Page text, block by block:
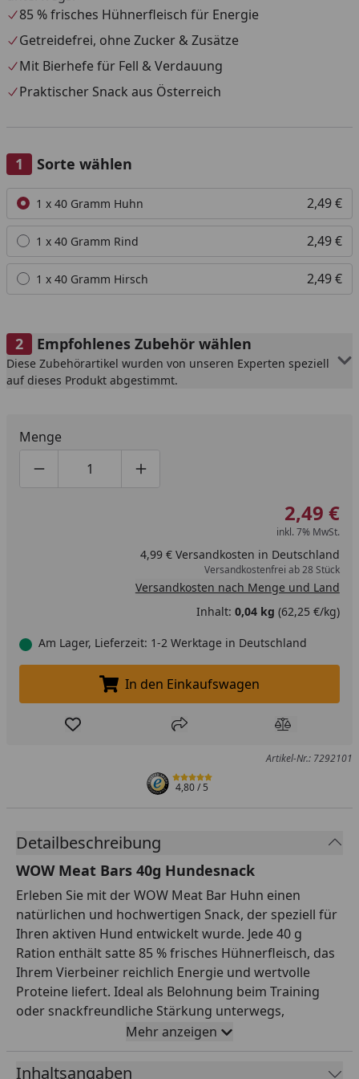
85 % frisches Hühnerfleisch für Energie
Getreidefrei, ohne Zucker & Zusätze
Mit Bierhefe für Fell & Verdauung
Praktischer Snack aus Österreich
Sorte wählen
Alle anzeigen (3)
1 x 40 Gramm Huhn 2,49 €
1 x 40 Gramm Rind 2,49 €
1 x 40 Gramm Hirsch 2,49 €
Empfohlenes Zubehör wählen
Diese Zubehörartikel wurden von unseren Experten speziell
auf dieses Produkt abgestimmt.
Menge
Produktmenge um eins verringern
Produktmenge manuell eingeben
Produktmenge um eins erhöhen
2,49 €
inkl. 7% MwSt.
4,99 € Versandkosten in Deutschland
Versandkostenfrei ab 28 Stück
Versandkosten nach Menge und Land
Inhalt: 0,04 kg (62,25 €/kg)
Am Lager, Lieferzeit: 1-2 Werktage in Deutschland
In den Einkaufswagen legen
In den Einkaufswagen
Produkt zur Wunschliste hinzufügen
Teilen Produkt
Artikel-Nr.: 7292101
4,80/ 5
Detailbeschreibung
WOW Meat Bars 40g Hundesnack
Erleben Sie mit der WOW Meat Bar Huhn einen
natürlichen und hochwertigen Snack, der speziell für
Ihren aktiven Hund entwickelt wurde. Jede 40 g
Ration enthält satte 85 % frisches Hühnerfleisch, das
Ihrem Vierbeiner reichlich Energie und wertvolle
Proteine liefert. Ideal als Belohnung beim Training
oder snackfreundliche Stärkung unterwegs,
überzeugen die Meat Bars durch ihr praktisches
Format und eine sorgfältig ausgewählte Rezeptur
ganz ohne Getreide, Zuckerzusatz oder künstliche
Mehr anzeigen
Inhaltsangaben